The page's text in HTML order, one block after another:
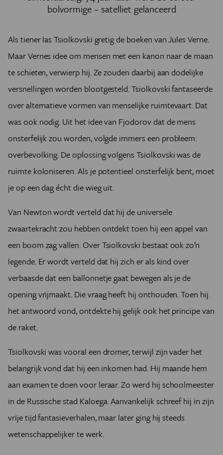
bolvormige – satelliet gelanceerd
Als tiener las Tsiolkovski gretig de boeken van Jules Verne.
Maar Vernes idee om mensen met een kanon naar de maan
te schieten, verwierp hij. Ze zouden daarbij aan dodelijke
versnellingen worden blootgesteld. Tsiolkovski fantaseerde
over alternatieve vormen van menselijke ruimtevaart. Dat
was ook nodig. Uit het idee van Fjodorov dat de mens
onsterfelijk zou worden, volgde immers een probleem:
overbevolking. De oplossing volgens Tsiolkovski was de
ruimte koloniseren. Als je potentieel onsterfelijk bent, moet
je op een dag écht die wieg uit.
Van Newton wordt verteld dat hij de universele
zwaartekracht zou hebben ontdekt toen hij een appel van
een boom zag vallen. Over Tsiolkovski bestaat ook zo’n
legende. Er wordt verteld dat hij zich er als kind over
verbaasde dat een ballonnetje gaat bewegen als je de
opening vrijmaakt. Die vraag heeft hij onthouden. Toen hij
het antwoord vond, ontdekte hij gelijk ook het principe van
de raket.
Tsiolkovski was vooral een dromer, terwijl zijn vader het
belangrijk vond dat hij een inkomen had. Hij maande hem
aan examen te doen voor leraar. Zo werd hij schoolmeester
in de Russische stad Kaloega. Aanvankelijk schreef hij in zijn
vrije tijd fantasieverhalen, maar later ging hij steeds
wetenschappelijker te werk.